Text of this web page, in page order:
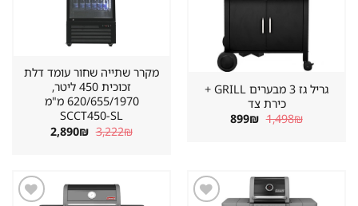
גריל גז 3 מבערים GRILL +
כירת צד
1,498 המחיר
המקורי
899 ₪ המחיר
הנוכחי
מקרר שתייה שחור עומד דלת
זכוכית 450 ליטר,
620/655/1970 מ"מ
SCCT450-SL
3,222 המחיר
המקורי
2,890 ₪ המחיר
הנוכחי